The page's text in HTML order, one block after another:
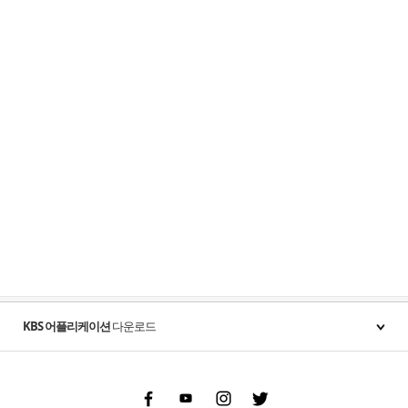
KBS 어플리케이션다운로드
FacebookYoutubeInstgram Twitter